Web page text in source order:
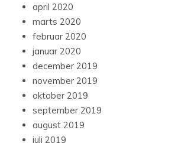
april 2020
marts 2020
februar 2020
januar 2020
december 2019
november 2019
oktober 2019
september 2019
august 2019
juli 2019